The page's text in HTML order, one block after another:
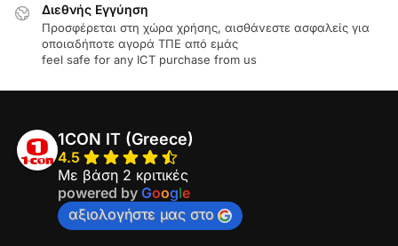
Διεθνής Εγγύηση
Προσφέρεται στη χώρα χρήσης, αισθάνεστε ασφαλείς για
οποιαδήποτε αγορά ΤΠΕ από εμάς
feel safe for any ICT purchase from us
1CON IT (Greece)
4.5
Με βάση 2 κριτικές
powered by Google
αξιολογήστε μας στο
Welcome to 1con AI Chat!
Let's get started. Enter your email to begin chatting